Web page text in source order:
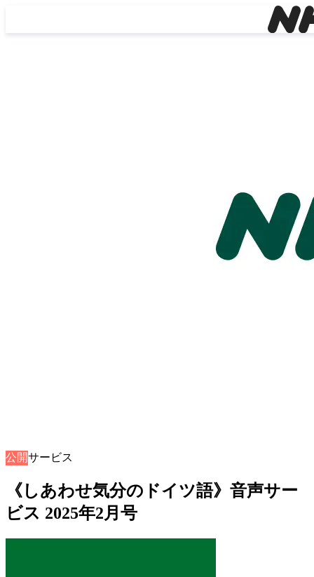
公開
音声サービス
《しあわせ気分のドイツ語》音声サー
ビス 2025年2月号